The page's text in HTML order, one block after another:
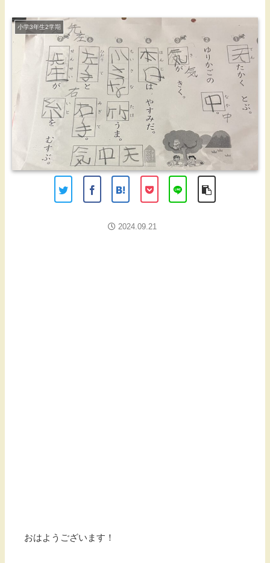
小学3年生2学期
2024.09.21
おはようございます！